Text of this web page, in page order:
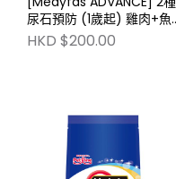
尿石預防 (1歲起) 雞肉+魚
味 1.25kg PL-MFA6
HKD $200.00